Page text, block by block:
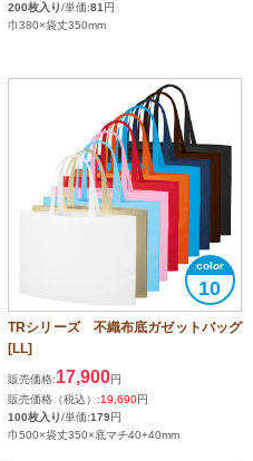
200枚入り/単価:81円
巾380×袋丈350mm
10
TRシリーズ 不織布底ガゼットバッグ
[LL]
販売価格:17,900円
販売価格（税込）:19,690円
100枚入り/単価:179円
巾500×袋丈350×底マチ40+40mm